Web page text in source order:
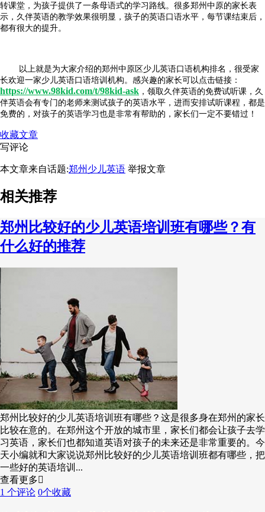
转课堂，为孩子提供了一条母语式的学习路线。很多郑州中原的家长表
示，久伴英语的教学效果很明显，孩子的英语口语水平，每节课结束后，
都有很大的提升。
以上就是为大家介绍的郑州中原区少儿英语口语机构排名，很受家
长欢迎一家少儿英语口语培训机构。感兴趣的家长可以点击链接：
https://www.98kid.com/t/98kid-ask ，领取久伴英语的免费试听课，久
伴英语会有专门的老师来测试孩子的英语水平，进而安排试听课程，都是
免费的，对孩子的英语学习也是非常有帮助的，家长们一定不要错过！
收藏文章
写评论
本文章来自话题:郑州少儿英语 举报文章
相关推荐
郑州比较好的少儿英语培训班有哪些？有
什么好的推荐
郑州比较好的少儿英语培训班有哪些？这是很多身在郑州的家长
比较在意的。在郑州这个开放的城市里，家长们都会让孩子去学
习英语，家长们也都知道英语对孩子的未来还是非常重要的。今
天小编就和大家说说郑州比较好的少儿英语培训班都有哪些，把
一些好的英语培训...
查看更多
1 个评论 0个收藏